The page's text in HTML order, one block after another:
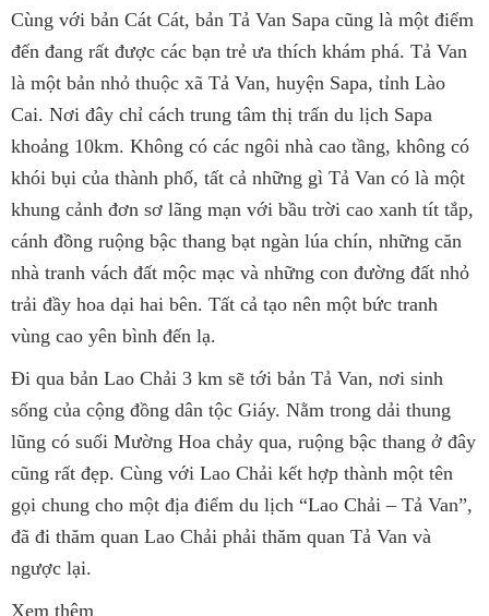
Cùng với bản Cát Cát, bản Tả Van Sapa cũng là một điểm
đến đang rất được các bạn trẻ ưa thích khám phá. Tả Van
là một bản nhỏ thuộc xã Tả Van, huyện Sapa, tỉnh Lào
Cai. Nơi đây chỉ cách trung tâm thị trấn du lịch Sapa
khoảng 10km. Không có các ngôi nhà cao tầng, không có
khói bụi của thành phố, tất cả những gì Tả Van có là một
khung cảnh đơn sơ lãng mạn với bầu trời cao xanh tít tắp,
cánh đồng ruộng bậc thang bạt ngàn lúa chín, những căn
nhà tranh vách đất mộc mạc và những con đường đất nhỏ
trải đầy hoa dại hai bên. Tất cả tạo nên một bức tranh
vùng cao yên bình đến lạ.
Đi qua bản Lao Chải 3 km sẽ tới bản Tả Van, nơi sinh
sống của cộng đồng dân tộc Giáy. Nằm trong dải thung
lũng có suối Mường Hoa chảy qua, ruộng bậc thang ở đây
cũng rất đẹp. Cùng với Lao Chải kết hợp thành một tên
gọi chung cho một địa điểm du lịch “Lao Chải – Tả Van”,
đã đi thăm quan Lao Chải phải thăm quan Tả Van và
ngược lại.
Xem thêm